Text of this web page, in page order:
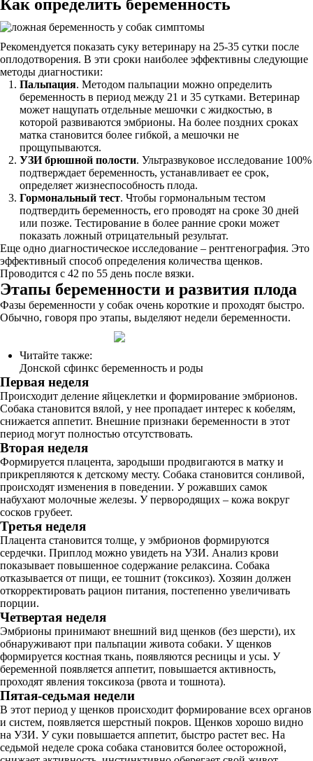
Как определить беременность
Рекомендуется показать суку ветеринару на 25-35 сутки после
оплодотворения. В эти сроки наиболее эффективны следующие
методы диагностики:
Пальпация. Методом пальпации можно определить
беременность в период между 21 и 35 сутками. Ветеринар
может нащупать отдельные мешочки с жидкостью, в
которой развиваются эмбрионы. На более поздних сроках
матка становится более гибкой, а мешочки не
прощупываются.
УЗИ брюшной полости. Ультразвуковое исследование 100%
подтверждает беременность, устанавливает ее срок,
определяет жизнеспособность плода.
Гормональный тест. Чтобы гормональным тестом
подтвердить беременность, его проводят на сроке 30 дней
или позже. Тестирование в более ранние сроки может
показать ложный отрицательный результат.
Еще одно диагностическое исследование – рентгенография. Это
эффективный способ определения количества щенков.
Проводится с 42 по 55 день после вязки.
Этапы беременности и развития плода
Фазы беременности у собак очень короткие и проходят быстро.
Обычно, говоря про этапы, выделяют недели беременности.
Читайте также:
Донской сфинкс беременность и роды
Первая неделя
Происходит деление яйцеклетки и формирование эмбрионов.
Собака становится вялой, у нее пропадает интерес к кобелям,
снижается аппетит. Внешние признаки беременности в этот
период могут полностью отсутствовать.
Вторая неделя
Формируется плацента, зародыши продвигаются в матку и
прикрепляются к детскому месту. Собака становится сонливой,
происходят изменения в поведении. У рожавших самок
набухают молочные железы. У первородящих – кожа вокруг
сосков грубеет.
Третья неделя
Плацента становится толще, у эмбрионов формируются
сердечки. Приплод можно увидеть на УЗИ. Анализ крови
показывает повышенное содержание релаксина. Собака
отказывается от пищи, ее тошнит (токсикоз). Хозяин должен
откорректировать рацион питания, постепенно увеличивать
порции.
Четвертая неделя
Эмбрионы принимают внешний вид щенков (без шерсти), их
обнаруживают при пальпации живота собаки. У щенков
формируется костная ткань, появляются ресницы и усы. У
беременной появляется аппетит, повышается активность,
проходят явления токсикоза (рвота и тошнота).
Пятая-седьмая недели
В этот период у щенков происходит формирование всех органов
и систем, появляется шерстный покров. Щенков хорошо видно
на УЗИ. У суки повышается аппетит, быстро растет вес. На
седьмой неделе срока собака становится более осторожной,